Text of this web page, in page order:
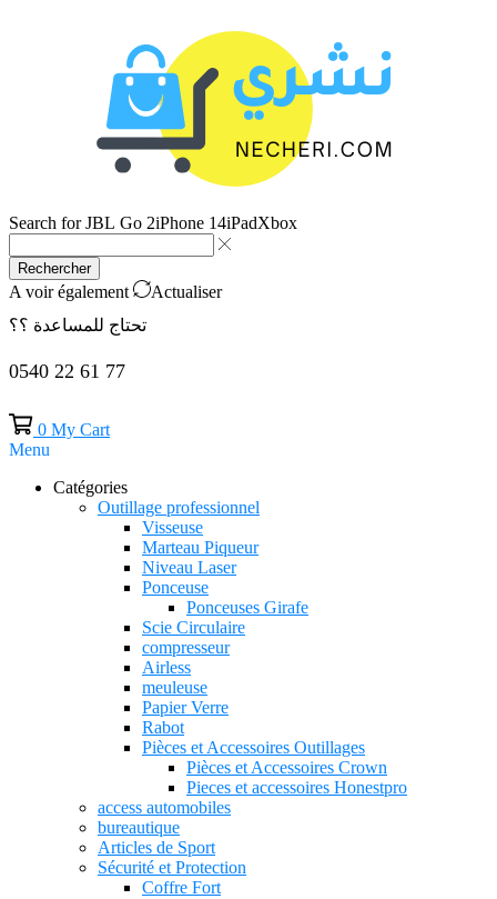
Search forJBL Go 2iPhone 14iPadXbox
Rechercher
A voir également
Actualiser
تحتاج للمساعدة ؟؟
0540 22 61 77
0 My Cart
Menu
Catégories
Outillage professionnel
Visseuse
Marteau Piqueur
Niveau Laser
Ponceuse
Ponceuses Girafe
Scie Circulaire
compresseur
Airless
meuleuse
Papier Verre
Rabot
Pièces et Accessoires Outillages
Pièces et Accessoires Crown
Pieces et accessoires Honestpro
access automobiles
bureautique
Articles de Sport
Sécurité et Protection
Coffre Fort